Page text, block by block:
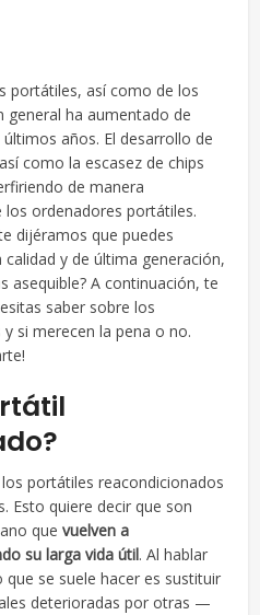
portátiles, así como de los
general ha aumentado de
años. El desarrollo de
como la escasez de chips
de manera
los ordenadores portátiles.
dijéramos que puedes
y de última generación,
asequible? A continuación, te
saber sobre los
si merecen la pena o no.
portátiles reacondicionados
Esto quiere decir que son
quevuelven a
su larga vida útil. Al hablar
se suele hacer es sustituir
deterioradas por otras —